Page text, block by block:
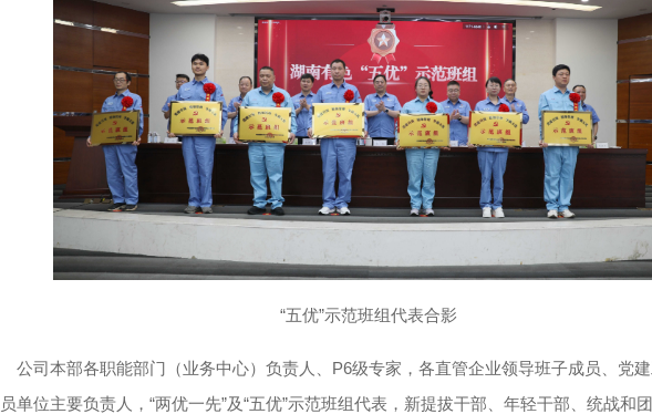
“五优”示范班组代表合影
公司本部各职能部门（业务中心）负责人、P6级专家，各直管企业领导班子成员、党
单位主要负责人，“两优一先”及“五优”示范班组代表，新提拔干部、年轻干部、统战和